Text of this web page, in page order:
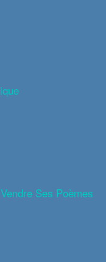
Ses Poèmes